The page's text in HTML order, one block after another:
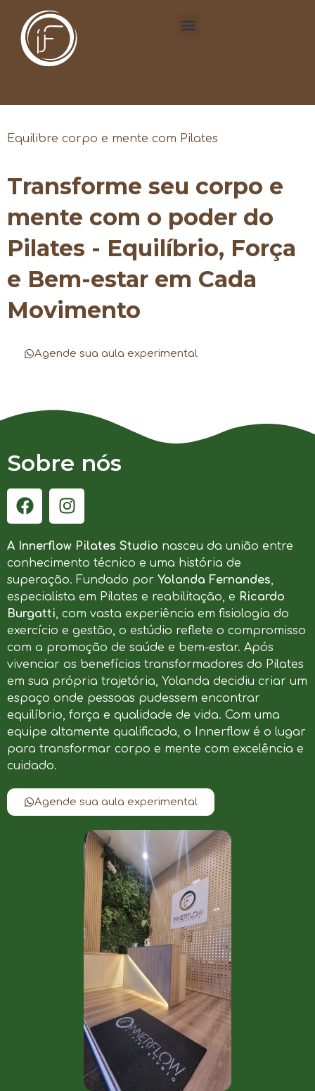
Equilibre corpo e mente com Pilates
Transforme seu corpo e
mente com o poder do
Pilates - Equilíbrio, Força
e Bem-estar em Cada
Movimento
Agende sua aula experimental
Sobre nós
A Innerflow Pilates Studio nasceu da união entre
conhecimento técnico e uma história de
superação. Fundado por Yolanda Fernandes,
especialista em Pilates e reabilitação, e Ricardo
Burgatti, com vasta experiência em fisiologia do
exercício e gestão, o estúdio reflete o compromisso
com a promoção de saúde e bem-estar. Após
vivenciar os benefícios transformadores do Pilates
em sua própria trajetória, Yolanda decidiu criar um
espaço onde pessoas pudessem encontrar
equilíbrio, força e qualidade de vida. Com uma
equipe altamente qualificada, o Innerflow é o lugar
para transformar corpo e mente com excelência e
cuidado.
Agende sua aula experimental